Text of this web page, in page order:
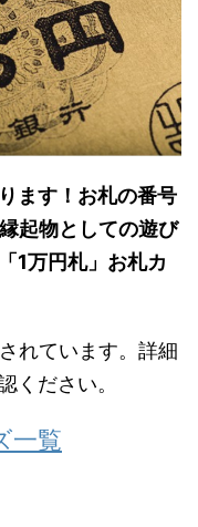
ます！お札の番号
起物としての遊び
1万円札」お札カ
れています。詳細
ください。
一覧